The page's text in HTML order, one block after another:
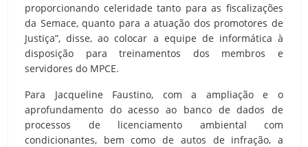
proporcionando celeridade tanto para as fiscalizações
da Semace, quanto para a atuação dos promotores de
Justiça”, disse, ao colocar a equipe de informática à
disposição para treinamentos dos membros e
servidores do MPCE.
Para Jacqueline Faustino, com a ampliação e o
aprofundamento do acesso ao banco de dados de
processos de licenciamento ambiental com
condicionantes, bem como de autos de infração, a